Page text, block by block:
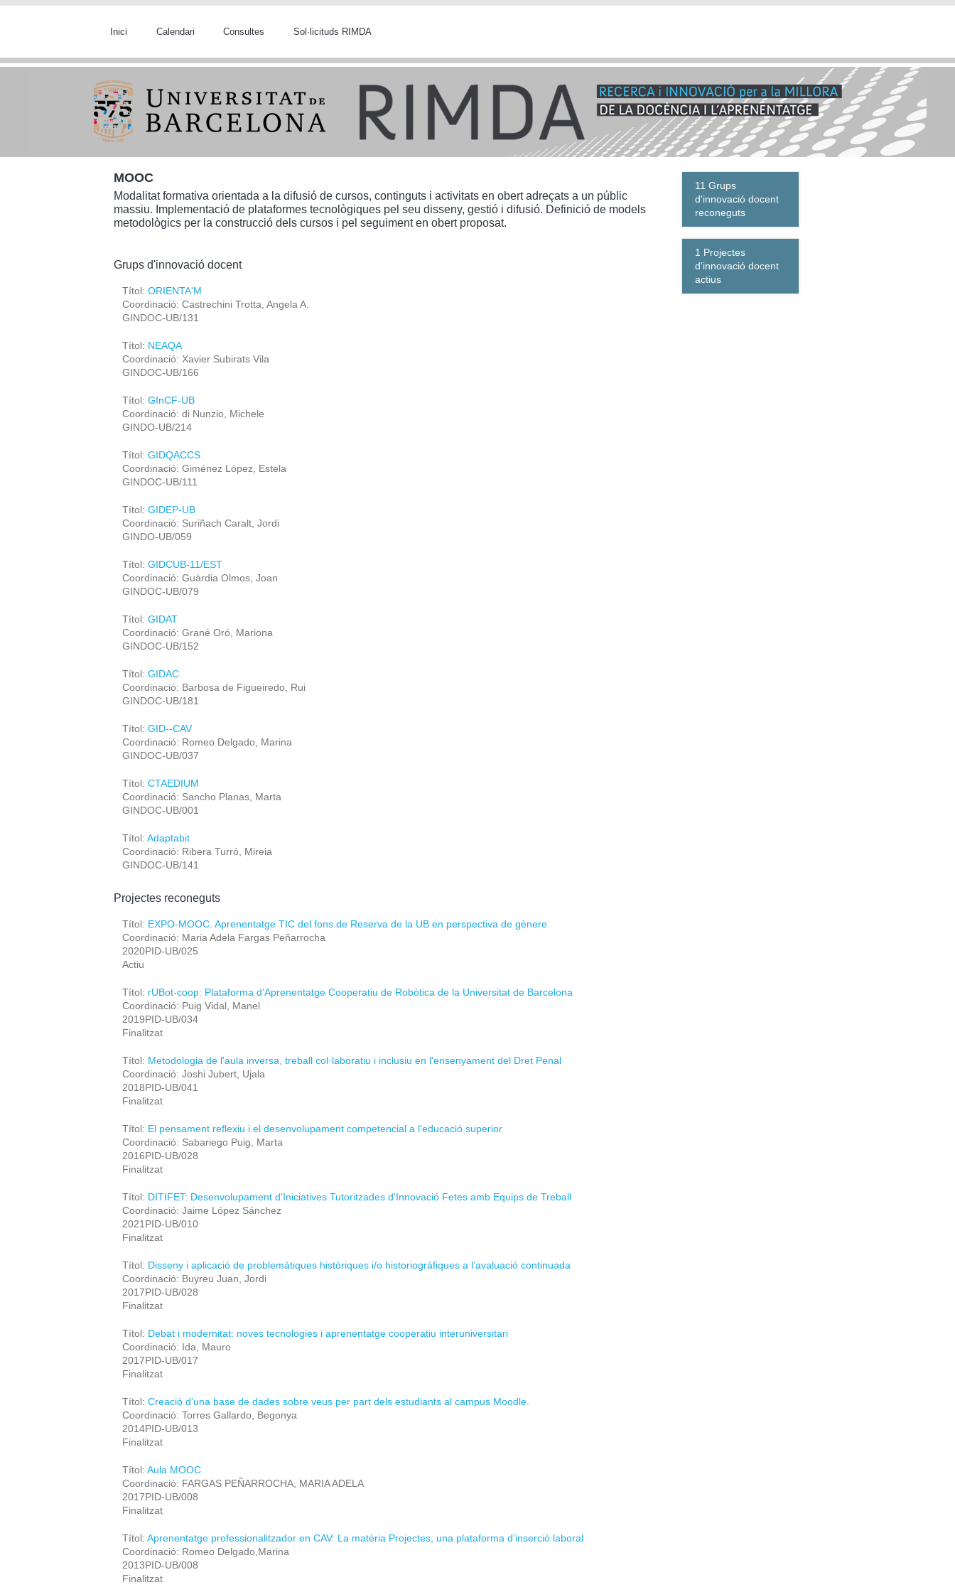
Vés al contingut
Inici Calendari Consultes Sol·licituds RIMDA
MOOC
Modalitat formativa orientada a la difusió de cursos, continguts i activitats en obert adreçats a un públic
massiu. Implementació de plataformes tecnològiques pel seu disseny, gestió i difusió. Definició de models
metodològics per la construcció dels cursos i pel seguiment en obert proposat.
Grups d'innovació docent
Títol: ORIENTA'M
Coordinació: Castrechini Trotta, Angela A.
GINDOC-UB/131
Títol: NEAQA
Coordinació: Xavier Subirats Vila
GINDOC-UB/166
Títol: GInCF-UB
Coordinació: di Nunzio, Michele
GINDO-UB/214
Títol: GIDQACCS
Coordinació: Giménez López, Estela
GINDOC-UB/111
Títol: GIDEP-UB
Coordinació: Suriñach Caralt, Jordi
GINDO-UB/059
Títol: GIDCUB-11/EST
Coordinació: Guàrdia Olmos, Joan
GINDOC-UB/079
Títol: GIDAT
Coordinació: Grané Oró, Mariona
GINDOC-UB/152
Títol: GIDAC
Coordinació: Barbosa de Figueiredo, Rui
GINDOC-UB/181
Títol: GID--CAV
Coordinació: Romeo Delgado, Marina
GINDOC-UB/037
Títol: CTAEDIUM
Coordinació: Sancho Planas, Marta
GINDOC-UB/001
Títol: Adaptabit
Coordinació: Ribera Turró, Mireia
GINDOC-UB/141
Projectes reconeguts
Títol: EXPO-MOOC. Aprenentatge TIC del fons de Reserva de la UB en perspectiva de gènere
Coordinació: Maria Adela Fargas Peñarrocha
2020PID-UB/025
Actiu
Títol: rUBot-coop: Plataforma d’Aprenentatge Cooperatiu de Robòtica de la Universitat de Barcelona
Coordinació: Puig Vidal, Manel
2019PID-UB/034
Finalitzat
Títol: Metodologia de l'aula inversa, treball col·laboratiu i inclusiu en l'ensenyament del Dret Penal
Coordinació: Joshi Jubert, Ujala
2018PID-UB/041
Finalitzat
Títol: El pensament reflexiu i el desenvolupament competencial a l'educació superior
Coordinació: Sabariego Puig, Marta
2016PID-UB/028
Finalitzat
Títol: DITIFET: Desenvolupament d'Iniciatives Tutoritzades d'Innovació Fetes amb Equips de Treball
Coordinació: Jaime López Sánchez
2021PID-UB/010
Finalitzat
Títol: Disseny i aplicació de problemàtiques històriques i/o historiogràfiques a l’avaluació continuada
Coordinació: Buyreu Juan, Jordi
2017PID-UB/028
Finalitzat
Títol: Debat i modernitat: noves tecnologies i aprenentatge cooperatiu interuniversitari
Coordinació: Ida, Mauro
2017PID-UB/017
Finalitzat
Títol: Creació d’una base de dades sobre veus per part dels estudiants al campus Moodle.
Coordinació: Torres Gallardo, Begonya
2014PID-UB/013
Finalitzat
Títol: Aula MOOC
Coordinació: FARGAS PEÑARROCHA, MARIA ADELA
2017PID-UB/008
Finalitzat
Títol: Aprenentatge professionalitzador en CAV: La matèria Projectes, una plataforma d’inserció laboral
Coordinació: Romeo Delgado,Marina
2013PID-UB/008
Finalitzat
11 Grups
d'innovació docent
reconeguts
1 Projectes
d'innovació docent
actius